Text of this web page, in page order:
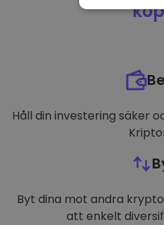
Håll din investering säker
Byt dina mot andra
att enkelt